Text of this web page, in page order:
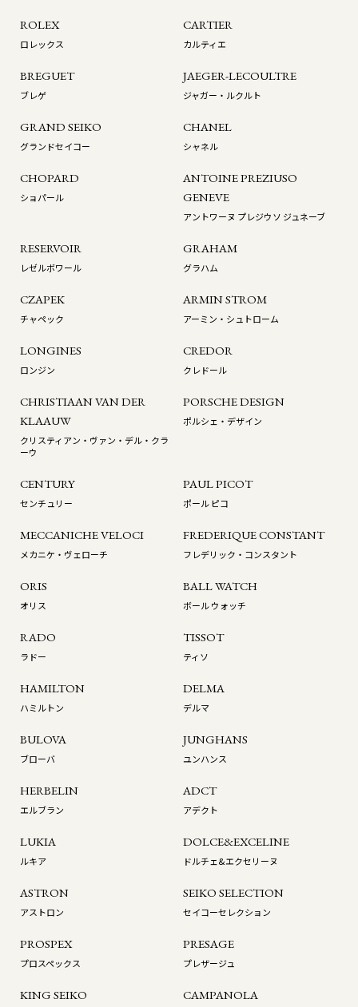
ROLEX
ロレックス
CARTIER
カルティエ
BREGUET
ブレゲ
JAEGER-LECOULTRE
ジャガー・ルクルト
GRAND SEIKO
グランドセイコー
CHANEL
シャネル
CHOPARD
ショパール
ANTOINE PREZIUSO
GENEVE
アントワーヌ プレジウソ ジュネーブ
RESERVOIR
レゼルボワール
GRAHAM
グラハム
CZAPEK
チャペック
ARMIN STROM
アーミン・シュトローム
LONGINES
ロンジン
CREDOR
クレドール
CHRISTIAAN VAN DER
KLAAUW
クリスティアン・ヴァン・デル・クラ
ーウ
PORSCHE DESIGN
ポルシェ・デザイン
CENTURY
センチュリー
PAUL PICOT
ポール ピコ
MECCANICHE VELOCI
メカニケ・ヴェローチ
FREDERIQUE CONSTANT
フレデリック・コンスタント
ORIS
オリス
BALL WATCH
ボール ウォッチ
RADO
ラドー
TISSOT
ティソ
HAMILTON
ハミルトン
DELMA
デルマ
BULOVA
ブローバ
JUNGHANS
ユンハンス
HERBELIN
エルブラン
ADCT
アデクト
LUKIA
ルキア
DOLCE&EXCELINE
ドルチェ&エクセリーヌ
ASTRON
アストロン
SEIKO SELECTION
セイコーセレクション
PROSPEX
プロスペックス
PRESAGE
プレザージュ
KING SEIKO CAMPANOLA